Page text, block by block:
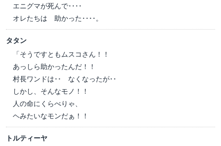
エニグマが死んで････
オレたちは 助かった････。
タタン
「そうですともムスコさん！！
あっしら助かったんだ！！
村長ワンドは･･ なくなったが･･
しかし、そんなモノ！！
人の命にくらべりゃ、
ヘみたいなモンだぁ！！
トルティーヤ